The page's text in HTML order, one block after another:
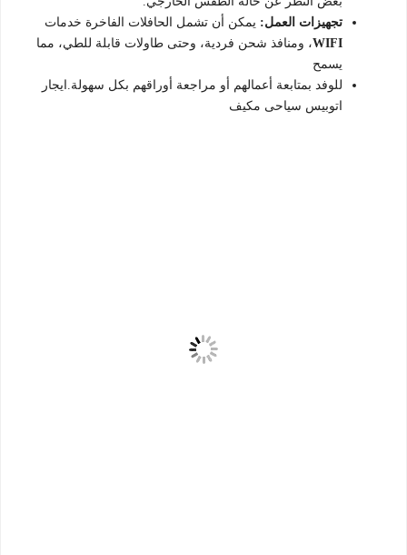
تجهيزات العمل: يمكن أن تشمل الحافلات الفاخرة خدمات
WIFI، ومنافذ شحن فردية، وحتى طاولات قابلة للطي، مما
يسمح
للوفد بمتابعة أعمالهم أو مراجعة أوراقهم بكل سهولة.ايجار
اتوبيس سياحى مكيف